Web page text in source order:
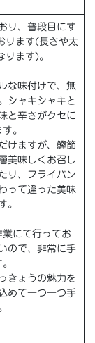
り、普段目にす
ります(長さや太
ります)。
な味付けで、無
シャキシャキと
と辛さがクセに
。
けますが、鰹節
美味しくお召し
り、フライパン
って違った美味
。
にて行ってお
ので、非常に手
きょうの魅力を
めて一つ一つ手